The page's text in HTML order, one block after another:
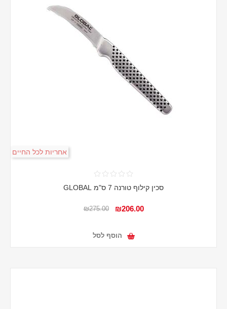
אחריות לכל החיים
סכין קילוף טורנה 7 ס"מ GLOBAL
₪206.00
₪275.00
הוסף לסל